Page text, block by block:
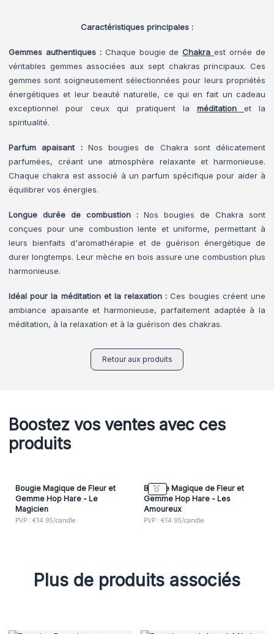
Caractéristiques principales :
Gemmes authentiques :Chaque bougie deChakraest ornée de
véritables gemmes associées aux sept chakras principaux. Ces
gemmes sont soigneusement sélectionnées pour leurs propriétés
énergétiques et leur beauté naturelle, ce qui en fait un cadeau
exceptionnel pour ceux qui pratiquent la méditation et la
spiritualité.
Parfum apaisant : Nos bougies de Chakra sont délicatement
parfumées, créant une atmosphère relaxante et harmonieuse.
Chaque chakra est associé à un parfum spécifique pour aider à
équilibrer vos énergies.
Longue durée de combustion : Nos bougies de Chakra sont
conçues pour une combustion lente et uniforme, permettant à
leurs bienfaits d'aromathérapie et de guérison énergétique de
durer longtemps. Leur mèche en bois assure une combustion plus
harmonieuse.
Idéal pour la méditation et la relaxation : Ces bougies créent une
ambiance apaisante et harmonieuse, parfaitement adaptée à la
méditation, à la relaxation et à la guérison des chakras.
Retour aux produits
Boostez vos ventes avec ces
produits
Bougie Magique de Fleur et
Gemme Hop Hare - Le
Magicien
PVP : €14.95/candle
Bougie Magique de Fleur et
Gemme Hop Hare - Les
Amoureux
PVP : €14.95/candle
Plus de produits associés